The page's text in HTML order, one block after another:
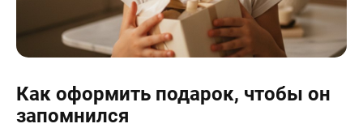
Как оформить подарок, чтобы он
запомнился